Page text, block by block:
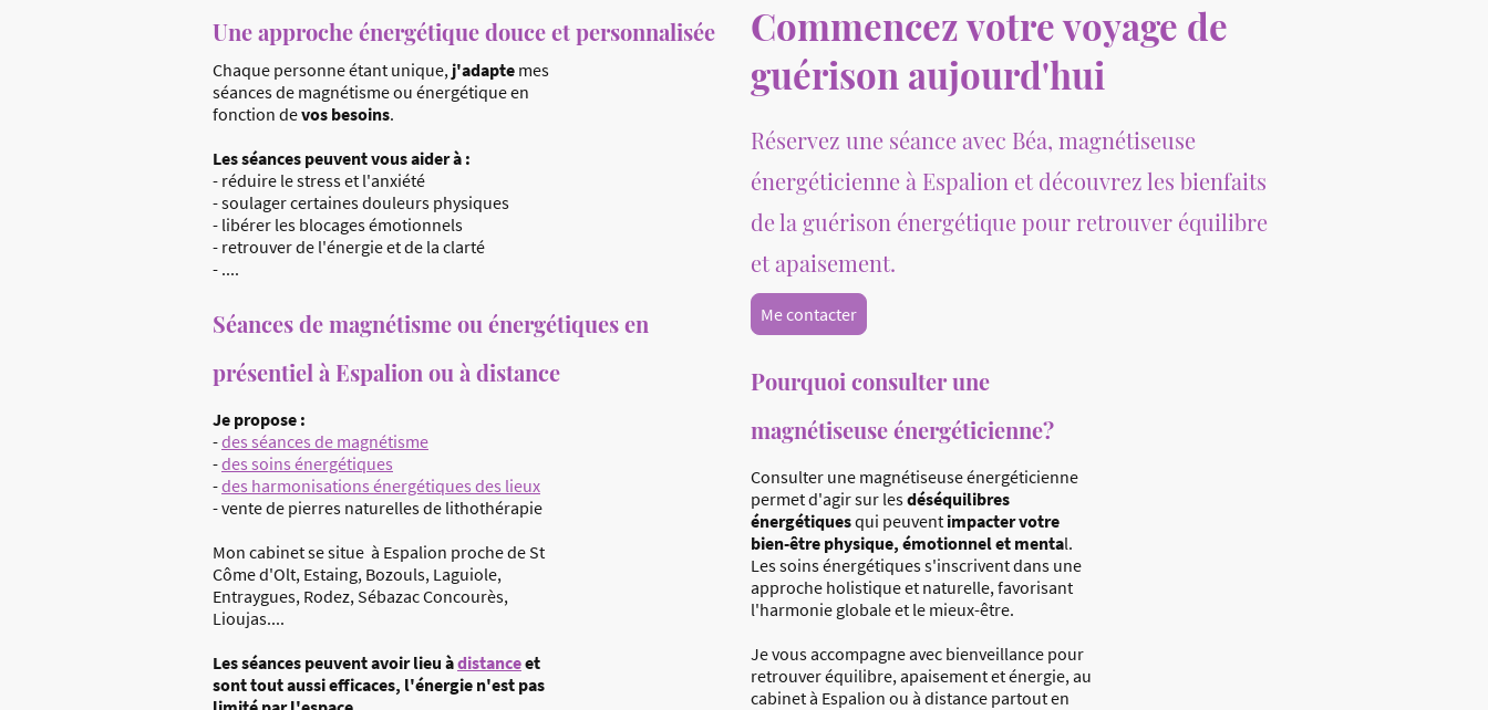
Commencez votre voyage de
guérison aujourd'hui
Réservez une séance avec Béa, magnétiseuse
énergéticienne à Espalion et découvrez les bienfaits
de la guérison énergétique pour retrouver équilibre
et apaisement.
Me contacter
Une approche énergétique douce et personnalisée
Chaque personne étant unique, j'adapte mes
séances de magnétisme ou énergétique en
fonction devos besoins.
Les séances peuvent vous aider à :
- réduire le stress et l'anxiété
- soulager certaines douleurs physiques
- libérer les blocages émotionnels
- retrouver de l'énergie et de la clarté
- ....
Séances de magnétisme ou énergétiques en
présentiel à Espalion ou à distance
Je propose :
-des séances de magnétisme
-des soins énergétiques
-des harmonisations énergétiques des lieux
- vente de pierres naturelles de lithothérapie
Mon cabinet se situe à Espalion proche de St
Côme d'Olt, Estaing, Bozouls, Laguiole,
Entraygues, Rodez, Sébazac Concourès,
Lioujas....
Les séances peuvent avoir lieu àdistanceet
sont tout aussi efficaces, l'énergie n'est pas
Pourquoi consulter une
magnétiseuse énergéticienne?
Consulter une magnétiseuse énergéticienne
permet d'agir sur lesdéséquilibres
énergétiquesqui peuvent impacter votre
bien-être physique, émotionnel et mental.
Les soins énergétiques s'inscrivent dans une
approche holistique et naturelle, favorisant
l'harmonie globale et le mieux-être.
Je vous accompagne avec bienveillance pour
retrouver équilibre, apaisement et énergie, au
cabinet à Espalion ou à distance partout en